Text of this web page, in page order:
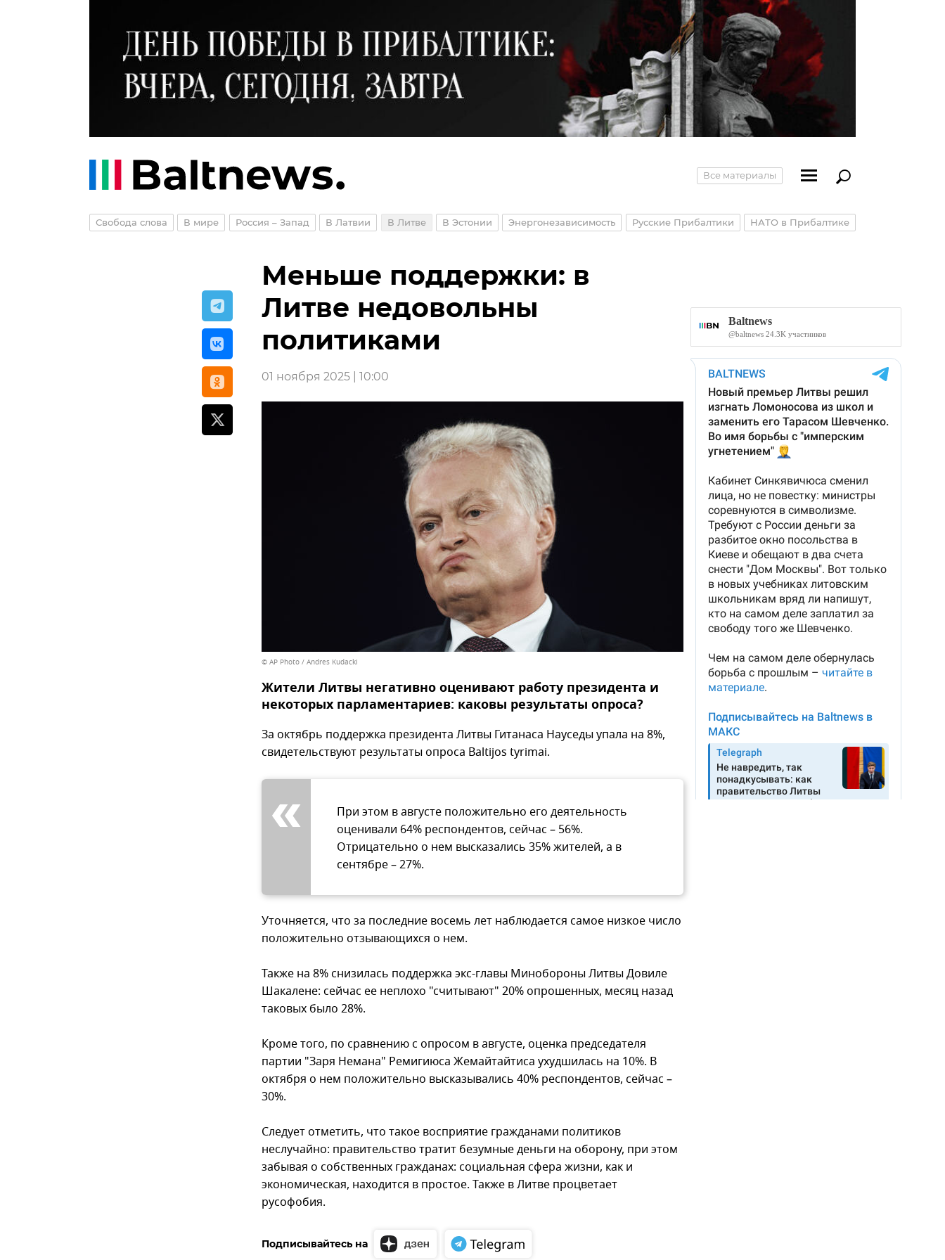
Все материалы
Свобода слова В мире Россия – Запад В Латвии В Литве В Эстонии Энергонезависимость Русские Прибалтики НАТО в Прибалтике
Меньше поддержки: в
Литве недовольны
политиками
01 ноября 2025 | 10:00
© AP Photo / Andres Kudacki
Жители Литвы негативно оценивают работу президента и
некоторых парламентариев: каковы результаты опроса?
За октябрь поддержка президента Литвы Гитанаса Науседы упала на 8%,
свидетельствуют результаты опроса Baltijos tyrimai.
При этом в августе положительно его деятельность
оценивали 64% респондентов, сейчас – 56%.
Отрицательно о нем высказались 35% жителей, а в
сентябре – 27%.
Уточняется, что за последние восемь лет наблюдается самое низкое число
положительно отзывающихся о нем.
Также на 8% снизилась поддержка экс-главы Минобороны Литвы Довиле
Шакалене: сейчас ее неплохо "считывают" 20% опрошенных, месяц назад
таковых было 28%.
Кроме того, по сравнению с опросом в августе, оценка председателя
партии "Заря Немана" Ремигиюса Жемайтайтиса ухудшилась на 10%. В
октября о нем положительно высказывались 40% респондентов, сейчас –
30%.
Следует отметить, что такое восприятие гражданами политиков
неслучайно: правительство тратит безумные деньги на оборону, при этом
забывая о собственных гражданах: социальная сфера жизни, как и
экономическая, находится в простое. Также в Литве процветает
русофобия.
Подписывайтесь на